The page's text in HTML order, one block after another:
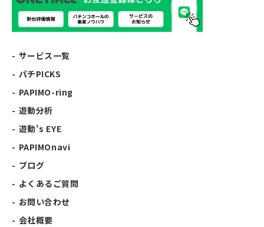
サービス一覧
パチPICKS
PAPIMO-ring
遊動分析
遊動's EYE
PAPIMOnavi
ブログ
よくあるご質問
お問い合わせ
会社概要